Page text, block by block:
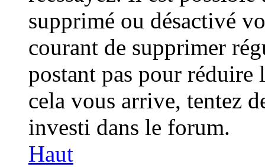
supprimé ou désactivé
courant de supprimer
postant pas pour réduire
cela vous arrive, tentez
investi dans le forum.
Haut